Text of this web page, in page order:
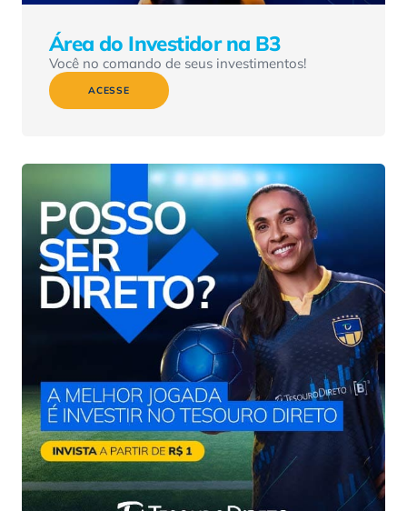
Área do Investidor na B3
Você no comando de seus investimentos!
ACESSE